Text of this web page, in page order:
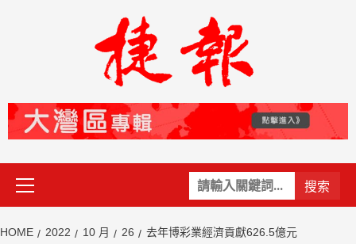
關
鍵
Primary
Menu
HOME 2022 10 月 26 去年博彩業經濟貢獻626.5億元